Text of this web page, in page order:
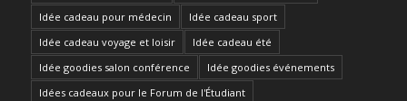
Idée cadeau pour médecin
Idée cadeau sport
Idée cadeau voyage et loisir
Idée cadeau été
Idée goodies salon conférence
Idée goodies événements
Idées cadeaux pour le Forum de l'Étudiant